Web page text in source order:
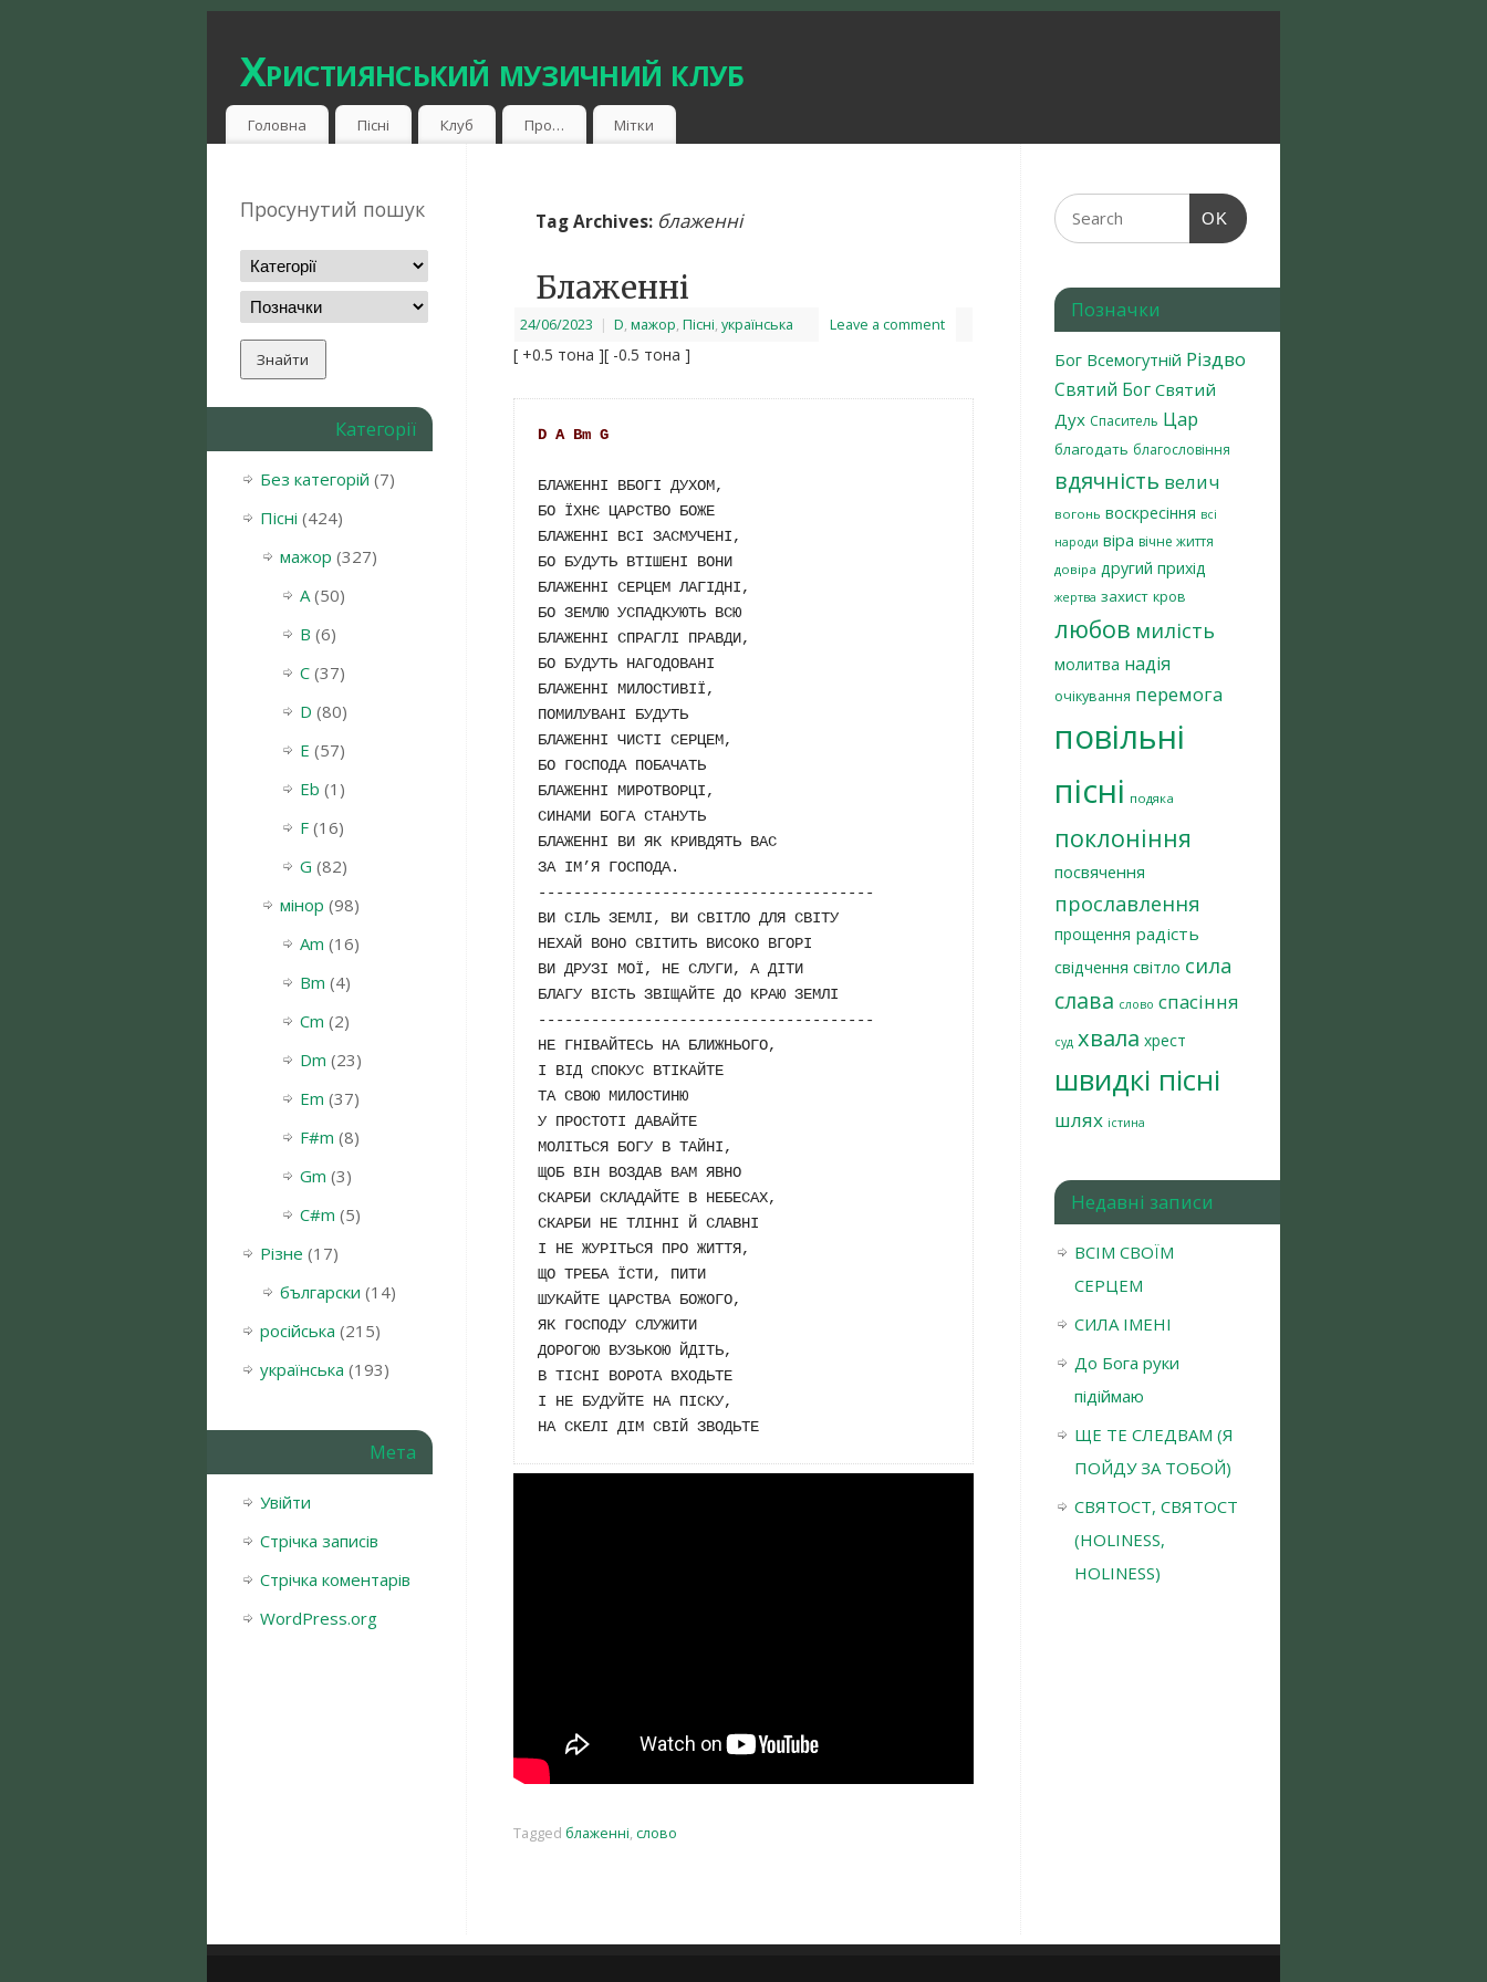
Християнський музичний клуб
Головна Пісні Клуб Про… Мітки
Tag Archives: блаженні
Блаженні
24/06/2023 | D, мажор, Пісні, українська Leave a comment
[ +0.5 тона ][ -0.5 тона ]
D A Bm G
БЛАЖЕННІ ВБОГІ ДУХОМ,
БО ЇХНЄ ЦАРСТВО БОЖЕ
БЛАЖЕННІ ВСІ ЗАСМУЧЕНІ,
БО БУДУТЬ ВТІШЕНІ ВОНИ
БЛАЖЕННІ СЕРЦЕМ ЛАГІДНІ,
БО ЗЕМЛЮ УСПАДКУЮТЬ ВСЮ
БЛАЖЕННІ СПРАГЛІ ПРАВДИ,
БО БУДУТЬ НАГОДОВАНІ
БЛАЖЕННІ МИЛОСТИВІЇ,
ПОМИЛУВАНІ БУДУТЬ
БЛАЖЕННІ ЧИСТІ СЕРЦЕМ,
БО ГОСПОДА ПОБАЧАТЬ
БЛАЖЕННІ МИРОТВОРЦІ,
СИНАМИ БОГА СТАНУТЬ
БЛАЖЕННІ ВИ ЯК КРИВДЯТЬ ВАС
ЗА ІМ’Я ГОСПОДА.
--------------------------------------
ВИ СІЛЬ ЗЕМЛІ, ВИ СВІТЛО ДЛЯ СВІТУ
НЕХАЙ ВОНО СВІТИТЬ ВИСОКО ВГОРІ
ВИ ДРУЗІ МОЇ, НЕ СЛУГИ, А ДІТИ
БЛАГУ ВІСТЬ ЗВІЩАЙТЕ ДО КРАЮ ЗЕМЛІ
--------------------------------------
НЕ ГНІВАЙТЕСЬ НА БЛИЖНЬОГО,
І ВІД СПОКУС ВТІКАЙТЕ
ТА СВОЮ МИЛОСТИНЮ
У ПРОСТОТІ ДАВАЙТЕ
МОЛІТЬСЯ БОГУ В ТАЙНІ,
ЩОБ ВІН ВОЗДАВ ВАМ ЯВНО
СКАРБИ СКЛАДАЙТЕ В НЕБЕСАХ,
СКАРБИ НЕ ТЛІННІ Й СЛАВНІ
І НЕ ЖУРІТЬСЯ ПРО ЖИТТЯ,
ЩО ТРЕБА ЇСТИ, ПИТИ
ШУКАЙТЕ ЦАРСТВА БОЖОГО,
ЯК ГОСПОДУ СЛУЖИТИ
ДОРОГОЮ ВУЗЬКОЮ ЙДІТЬ,
В ТІСНІ ВОРОТА ВХОДЬТЕ
І НЕ БУДУЙТЕ НА ПІСКУ,
Tagged блаженні, слово
Просунутий пошук
Категорії
Без категорій (7)
Пісні (424)
мажор (327)
A (50)
B (6)
C (37)
D (80)
E (57)
Eb (1)
F (16)
G (82)
мінор (98)
Am (16)
Bm (4)
Cm (2)
Dm (23)
Em (37)
F#m (8)
Gm (3)
С#m (5)
Різне (17)
български (14)
російська (215)
українська (193)
Мета
Увійти
Стрічка записів
Стрічка коментарів
WordPress.org
OK
Позначки
Бог Всемогутній Різдво
Святий Бог Святий
Дух Спаситель Цар
благодать благословіння
вдячність велич
вогонь воскресіння всі
народи віра вічне життя
довіра другий прихід
жертва захист кров
любов милість
молитва надія
очікування перемога
повільні
пісні подяка
поклоніння
посвячення
прославлення
прощення радість
свідчення світло сила
слава слово спасіння
суд хвала хрест
швидкі пісні
шлях істина
Недавні записи
ВСІМ СВОЇМ
СЕРЦЕМ
СИЛА ІМЕНІ
До Бога руки
підіймаю
ЩЕ ТЕ СЛЕДВАМ (Я
ПОЙДУ ЗА ТОБОЙ)
СВЯТОСТ, СВЯТОСТ
(HOLINESS,
HOLINESS)